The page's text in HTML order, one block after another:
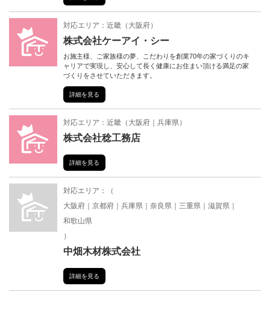
対応エリア： 近畿 （ 大阪府）
株式会社ケーアイ・シー
お施主様、ご家族様の夢、こだわりを創業70年の家づくりのキ
ャリアで実現し、安心して長く健康にお住まい頂ける満足の家
づくりをさせていただきます。
詳細を見る
対応エリア： 近畿 （ 大阪府 兵庫県）
株式会社稔工務店
詳細を見る
対応エリア：（
大阪府
京都府 兵庫県 奈良県 三重県
滋賀県
和歌山県
）
中畑木材株式会社
詳細を見る